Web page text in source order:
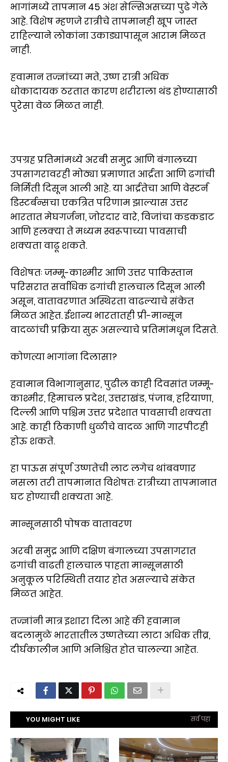
भागांमध्ये तापमान 45 अंश सेल्सिअसच्या पुढे गेले
आहे. विशेष म्हणजे रात्रीचे तापमानही खूप जास्त
राहिल्याने लोकांना उकाड्यापासून आराम मिळत
नाही.
हवामान तज्ज्ञांच्या मते, उष्ण रात्री अधिक
धोकादायक ठरतात कारण शरीराला थंड होण्यासाठी
पुरेसा वेळ मिळत नाही.
उपग्रह प्रतिमांमध्ये अरबी समुद्र आणि बंगालच्या
उपसागरावरही मोठ्या प्रमाणात आर्द्रता आणि ढगांची
निर्मिती दिसून आली आहे. या आर्द्रतेचा आणि वेस्टर्न
डिस्टर्बन्सचा एकत्रित परिणाम झाल्यास उत्तर
भारतात मेघगर्जना, जोरदार वारे, विजांचा कडकडाट
आणि हलक्या ते मध्यम स्वरूपाच्या पावसाची
शक्यता वाढू शकते.
विशेषतः जम्मू-काश्मीर आणि उत्तर पाकिस्तान
परिसरात सर्वाधिक ढगांची हालचाल दिसून आली
असून, वातावरणात अस्थिरता वाढल्याचे संकेत
मिळत आहेत. ईशान्य भारतातही प्री-मान्सून
वादळांची प्रक्रिया सुरू असल्याचे प्रतिमांमधून दिसते.
कोणत्या भागांना दिलासा?
हवामान विभागानुसार, पुढील काही दिवसांत जम्मू-
काश्मीर, हिमाचल प्रदेश, उत्तराखंड, पंजाब, हरियाणा,
दिल्ली आणि पश्चिम उत्तर प्रदेशात पावसाची शक्यता
आहे. काही ठिकाणी धुळीचे वादळ आणि गारपीटही
होऊ शकते.
हा पाऊस संपूर्ण उष्णतेची लाट लगेच थांबवणार
नसला तरी तापमानात विशेषतः रात्रीच्या तापमानात
घट होण्याची शक्यता आहे.
मान्सूनसाठी पोषक वातावरण
अरबी समुद्र आणि दक्षिण बंगालच्या उपसागरात
ढगांची वाढती हालचाल पाहता मान्सूनसाठी
अनुकूल परिस्थिती तयार होत असल्याचे संकेत
मिळत आहेत.
तज्ज्ञांनी मात्र इशारा दिला आहे की हवामान
बदलामुळे भारतातील उष्णतेच्या लाटा अधिक तीव्र,
दीर्घकालीन आणि अनिश्चित होत चालल्या आहेत.
YOU MIGHT LIKE सर्व पहा